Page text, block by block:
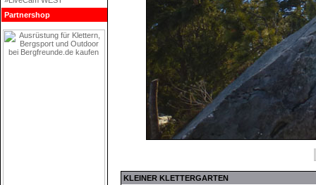
Partnershop
KLEINER KLETTERGARTEN